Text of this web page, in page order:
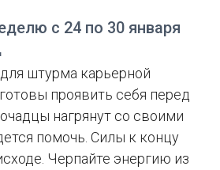
с 24 по 30 января
штурма карьерной
проявить себя перед
нагрянут со своими
помочь. Силы к концу
Черпайте энергию из